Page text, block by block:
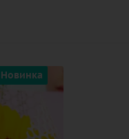
Новинка